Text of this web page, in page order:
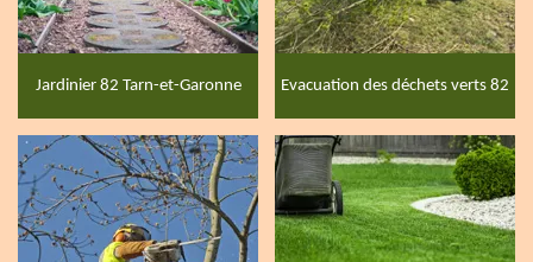
Jardinier 82 Tarn-et-Garonne Evacuation des déchets verts 82